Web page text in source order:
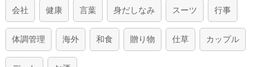
会社 健康 言葉 身だしなみ スーツ 行事
体調管理 海外 和食 贈り物 仕草 カップル